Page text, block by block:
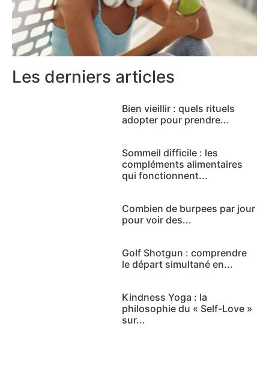
Les derniers articles
Bien vieillir : quels rituels
adopter pour prendre...
Sommeil difficile : les
compléments alimentaires
qui fonctionnent...
Combien de burpees par jour
pour voir des...
Golf Shotgun : comprendre
le départ simultané en...
Kindness Yoga : la
philosophie du « Self-Love »
sur...